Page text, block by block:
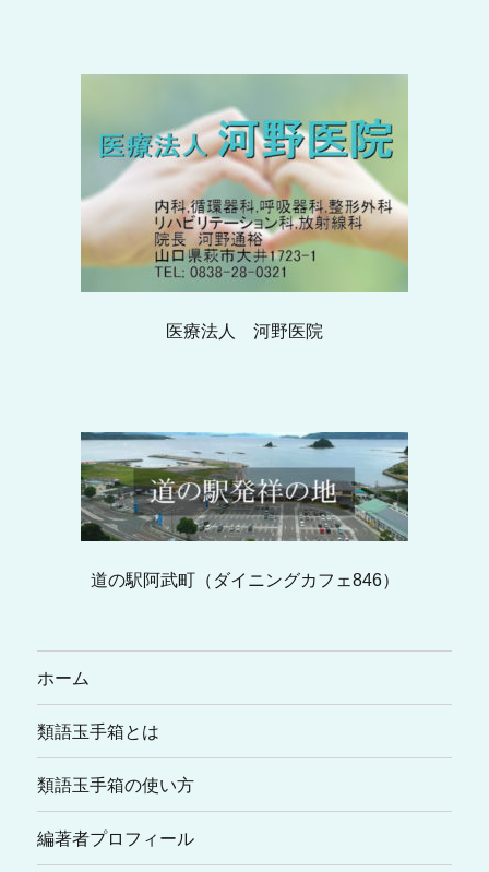
医療法人 河野医院
道の駅阿武町（ダイニングカフェ846）
ホーム
類語玉手箱とは
類語玉手箱の使い方
編著者プロフィール